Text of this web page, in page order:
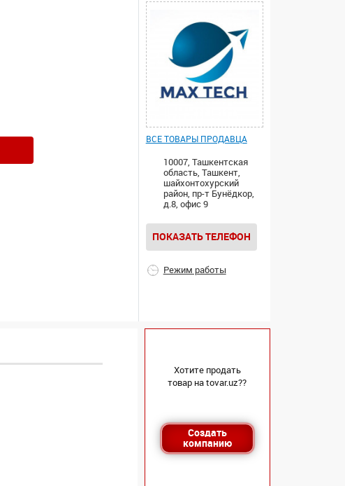
ВСЕ ТОВАРЫ ПРОДАВЦА
10007, Ташкентская
область, Ташкент,
шайхонтохурский
район, пр-т Бунёдкор,
д.8, офис 9
ПОКАЗАТЬ ТЕЛЕФОН
Режим работы
Хотите продать
товар на tovar.uz??
Создать
компанию